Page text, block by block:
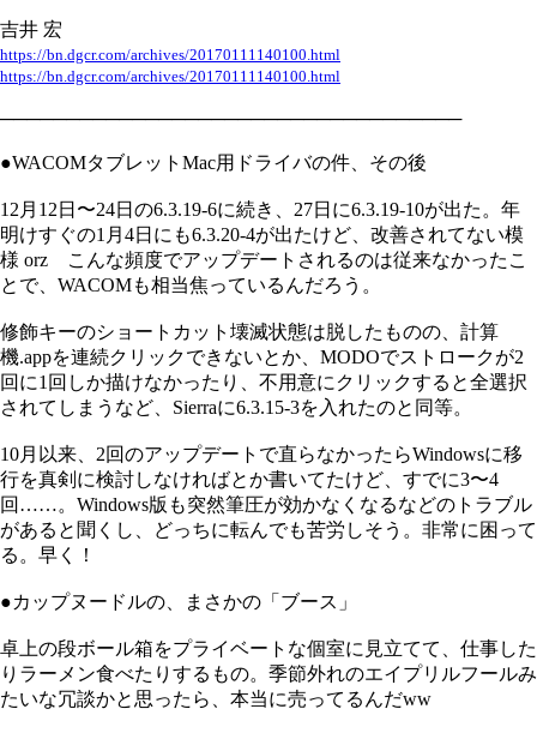
吉井 宏
https://bn.dgcr.com/archives/20170111140100.html
https://bn.dgcr.com/archives/20170111140100.html
───────────────────────────────────
●WACOMタブレットMac用ドライバの件、その後
12月12日〜24日の6.3.19-6に続き、27日に6.3.19-10が出た。年
明けすぐの1月4日にも6.3.20-4が出たけど、改善されてない模
様 orz こんな頻度でアップデートされるのは従来なかったこ
とで、WACOMも相当焦っているんだろう。
修飾キーのショートカット壊滅状態は脱したものの、計算
機.appを連続クリックできないとか、MODOでストロークが2
回に1回しか描けなかったり、不用意にクリックすると全選択
されてしまうなど、Sierraに6.3.15-3を入れたのと同等。
10月以来、2回のアップデートで直らなかったらWindowsに移
行を真剣に検討しなければとか書いてたけど、すでに3〜4
回……。Windows版も突然筆圧が効かなくなるなどのトラブル
があると聞くし、どっちに転んでも苦労しそう。非常に困って
る。早く！
●カップヌードルの、まさかの「ブース」
卓上の段ボール箱をプライベートな個室に見立てて、仕事した
りラーメン食べたりするもの。季節外れのエイプリルフールみ
たいな冗談かと思ったら、本当に売ってるんだww